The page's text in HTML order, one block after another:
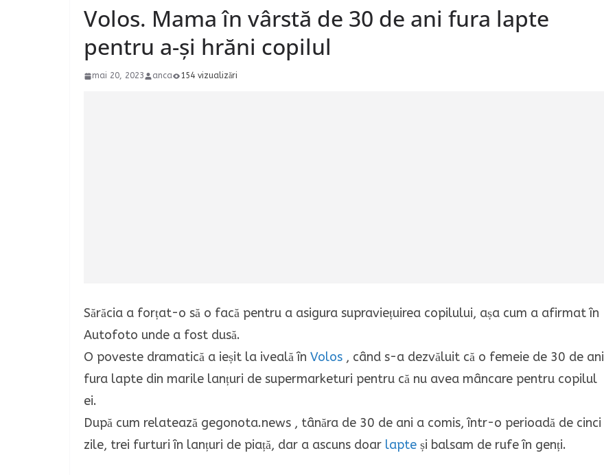
Volos. Mama în vârstă de 30 de ani fura lapte
pentru a-și hrăni copilul
mai 20, 2023 anca 154 vizualizări
Sărăcia a forțat-o să o facă pentru a asigura supraviețuirea copilului, așa cum a afirmat în
Autofoto unde a fost dusă.
O poveste dramatică a ieșit la iveală în Volos , când s-a dezvăluit că o femeie de 30 de ani
fura lapte din marile lanțuri de supermarketuri pentru că nu avea mâncare pentru copilul
ei.
După cum relatează gegonota.news , tânăra de 30 de ani a comis, într-o perioadă de cinci
zile, trei furturi în lanțuri de piață, dar a ascuns doar lapte și balsam de rufe în genți.